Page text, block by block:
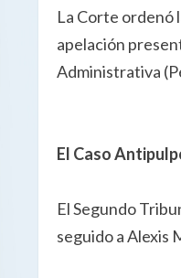
La Corte ordenó
apelación
Administrativa
El Caso
El Segundo
seguido a Alexis